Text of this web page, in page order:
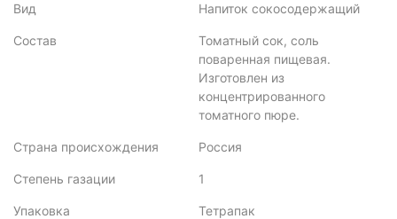
Вид Напиток сокосодержащий
Состав
Томатный сок, соль
поваренная пищевая.
Изготовлен из
концентрированного
томатного пюре.
Страна происхождения Россия
Степень газации 1
Упаковка Тетрапак